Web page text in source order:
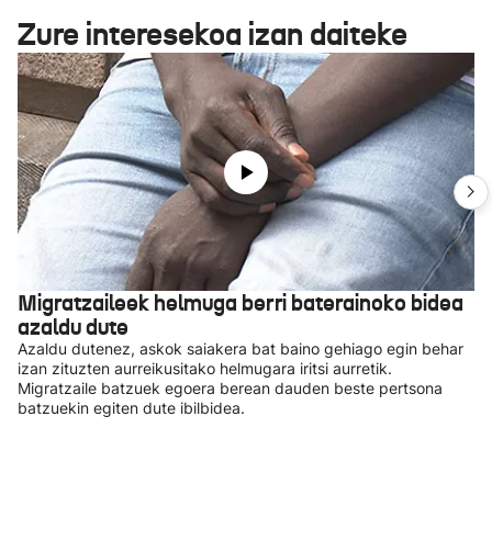
Zure interesekoa izan daiteke
Migratzaileek helmuga berri baterainoko bidea
azaldu dute
Azaldu dutenez, askok saiakera bat baino gehiago egin behar
izan zituzten aurreikusitako helmugara iritsi aurretik.
Migratzaile batzuek egoera berean dauden beste pertsona
batzuekin egiten dute ibilbidea.